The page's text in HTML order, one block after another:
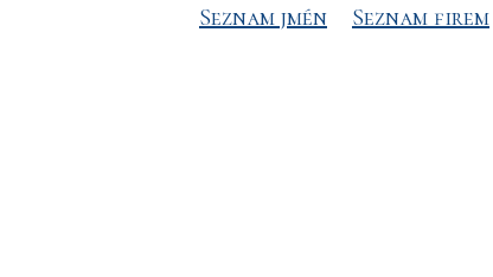
Seznam jmén Seznam firem